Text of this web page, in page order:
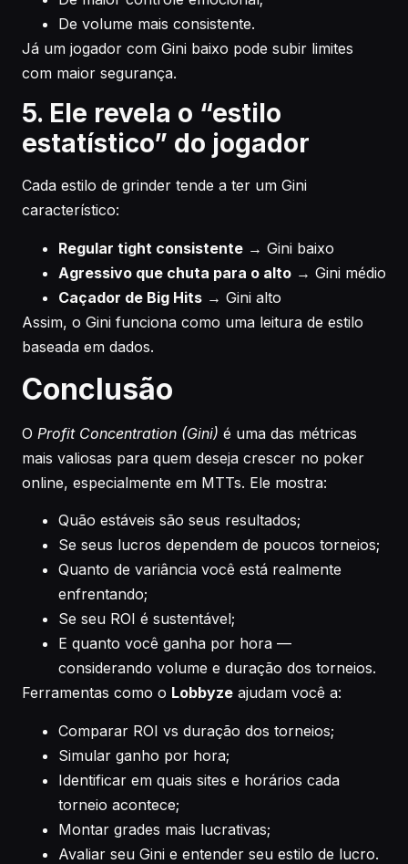
De volume mais consistente.
Já um jogador com Gini baixo pode subir limites
com maior segurança.
5. Ele revela o “estilo
estatístico” do jogador
Cada estilo de grinder tende a ter um Gini
característico:
Regular tight consistente → Gini baixo
Agressivo que chuta para o alto → Gini médio
Caçador de Big Hits → Gini alto
Assim, o Gini funciona como uma leitura de estilo
baseada em dados.
Conclusão
O Profit Concentration (Gini) é uma das métricas
mais valiosas para quem deseja crescer no poker
online, especialmente em MTTs. Ele mostra:
Quão estáveis são seus resultados;
Se seus lucros dependem de poucos torneios;
Quanto de variância você está realmente
enfrentando;
Se seu ROI é sustentável;
E quanto você ganha por hora —
considerando volume e duração dos torneios.
Ferramentas como o Lobbyze ajudam você a:
Comparar ROI vs duração dos torneios;
Simular ganho por hora;
Identificar em quais sites e horários cada
torneio acontece;
Montar grades mais lucrativas;
Avaliar seu Gini e entender seu estilo de lucro.